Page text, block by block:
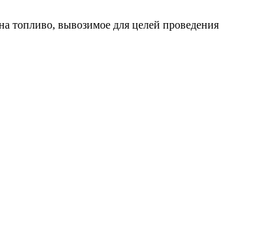
топливо, вывозимое для целей проведения